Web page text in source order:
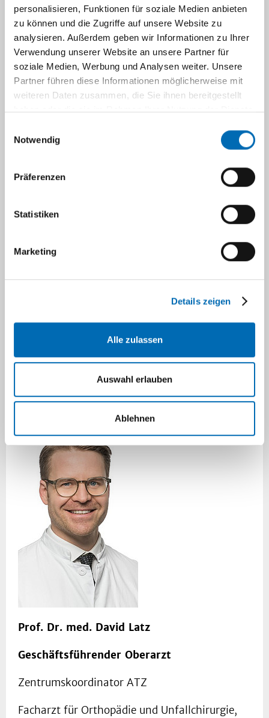
personalisieren, Funktionen für soziale Medien anbieten
zu können und die Zugriffe auf unsere Website zu
analysieren. Außerdem geben wir Informationen zu Ihrer
Verwendung unserer Website an unsere Partner für
soziale Medien, Werbung und Analysen weiter. Unsere
Partner führen diese Informationen möglicherweise mit
weiteren Daten zusammen, die Sie ihnen bereitgestellt
haben oder die sie im Rahmen Ihrer Nutzung der Dienste
Notwendig
Präferenzen
Statistiken
Marketing
Details zeigen
Alle zulassen
Auswahl erlauben
Ablehnen
Prof. Dr. med. Max J. Scheyerer
Leitender Oberarzt Orthopädische Chirurgie
Leitender Arzt für Wirbelsäulenerkrankungen,
Leiter des interdisziplinären
Facharzt für Orthopädie und Unfallchirurgie,
Unfallchirurgie, Spezielle Orthopädische
Wirbelsäulenerkrankungen,
maxjoseph.scheyerer@med.uni-
duesseldorf.de
Prof. Dr. med. David Latz
Geschäftsführender Oberarzt
Zentrumskoordinator ATZ
Facharzt für Orthopädie und Unfallchirurgie,